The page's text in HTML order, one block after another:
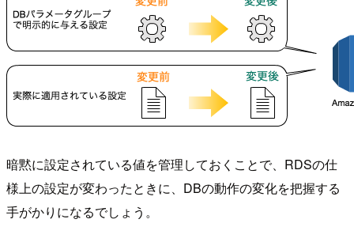
暗黙に設定されている値を管理しておくことで、RDSの仕
様上の設定が変わったときに、DBの動作の変化を把握する
手がかりになるでしょう。